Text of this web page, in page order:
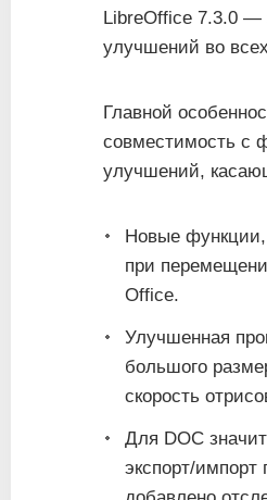
LibreOffice 7.3.0 —
улучшений во
Главной
совместимость с
улучшений,
Новые функции,
при
Office.
Улучшенная
большого
скорость
Для DOC
экспорт/